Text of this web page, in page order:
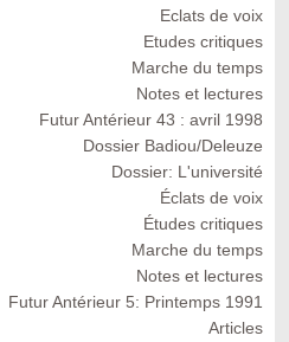
Eclats de voix
Etudes critiques
Marche du temps
Notes et lectures
Futur Antérieur 43 : avril 1998
Dossier Badiou/Deleuze
Dossier: L'université
Éclats de voix
Études critiques
Marche du temps
Notes et lectures
Futur Antérieur 5: Printemps 1991
Articles